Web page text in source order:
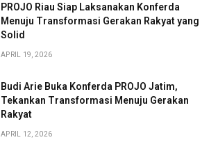
PROJO Riau Siap Laksanakan Konferda
Menuju Transformasi Gerakan Rakyat yang
Solid
APRIL 19, 2026
Budi Arie Buka Konferda PROJO Jatim,
Tekankan Transformasi Menuju Gerakan
Rakyat
APRIL 12, 2026